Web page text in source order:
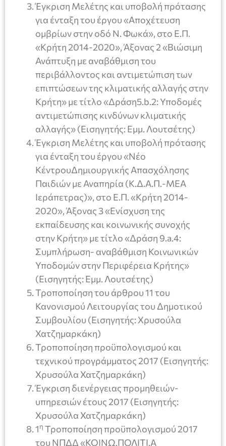
Έγκριση Μελέτης και υποβολή πρότασης
για ένταξη του έργου «Αποχέτευση
ομβρίων στην οδό Ν. Φωκά», στο Ε.Π.
«Κρήτη 2014-2020», Άξονας 2 «Βιώσιμη
Ανάπτυξη με αναβάθμιση του
περιβάλλοντος και αντιμετώπιση των
επιπτώσεων της κλιματικής αλλαγής στην
Κρήτη» με τίτλο «Δράση5.b.2: Υποδομές
αντιμετώπισης κινδύνων κλιματικής
αλλαγής» (Εισηγητής: Εμμ. Λουτσέτης)
Έγκριση Μελέτης και υποβολή πρότασης
για ένταξη του έργου «Νέο
ΚέντρουΔημιουργικής Απασχόλησης
Παιδιών με Αναπηρία (Κ.Δ.Α.Π.-ΜΕΑ
Ιεράπετρας)», στο Ε.Π. «Κρήτη 2014-
2020», Άξονας 3 «Ενίσχυση της
εκπαίδευσης και κοινωνικής συνοχής
στην Κρήτη» με τίτλο «Δράση 9.a.4:
Συμπλήρωση- αναβάθμιση Κοινωνικών
Υποδομών στην Περιφέρεια Κρήτης»
(Εισηγητής: Εμμ. Λουτσέτης)
Τροποποίηση του άρθρου 11 του
Κανονισμού Λειτουργίας του Δημοτικού
Συμβουλίου (Εισηγητής: Χρυσούλα
Χατζημαρκάκη)
Τροποποίηση προϋπολογισμού και
τεχνικού προγράμματος 2017 (Εισηγητής:
Χρυσούλα Χατζημαρκάκη)
Έγκριση διενέργειας προμηθειών-
υπηρεσιών έτους 2017 (Εισηγητής:
Χρυσούλα Χατζημαρκάκη)
1η Τροποποίηση προϋπολογισμού 2017
του ΝΠΔΔ «ΚΟΙΝΩ.ΠΟΛΙΤΙ.Α